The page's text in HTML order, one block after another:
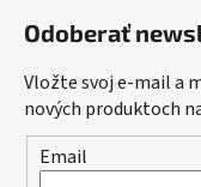
Odoberať
Vložte svoj e-mail a
nových produktoch
Email